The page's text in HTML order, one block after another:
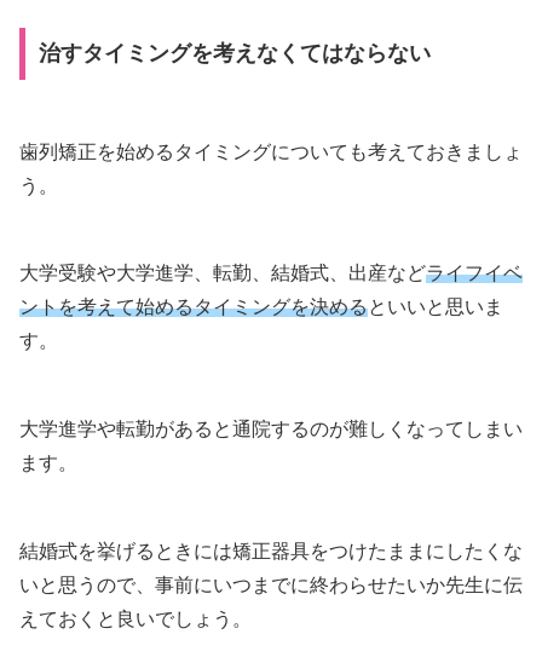
治すタイミングを考えなくてはならない
歯列矯正を始めるタイミングについても考えておきましょ
う。
大学受験や大学進学、転勤、結婚式、出産などライフイベ
ントを考えて始めるタイミングを決めるといいと思いま
す。
大学進学や転勤があると通院するのが難しくなってしまい
ます。
結婚式を挙げるときには矯正器具をつけたままにしたくな
いと思うので、事前にいつまでに終わらせたいか先生に伝
えておくと良いでしょう。